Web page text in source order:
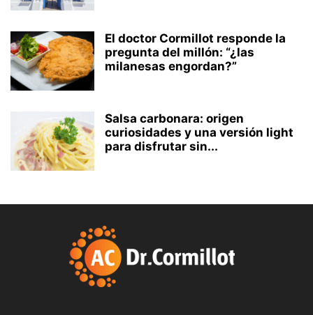
El doctor Cormillot responde la
pregunta del millón: “¿las
milanesas engordan?”
Salsa carbonara: origen
curiosidades y una versión light
para disfrutar sin...